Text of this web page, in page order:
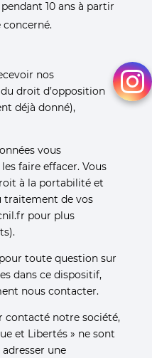
10 ans à partir
concerné.
nos
droit d’opposition
déjà donné),
vous
faire effacer. Vous
à la portabilité et
traitement de vos
pour plus
toute question sur
dans ce dispositif,
nous contacter.
contacté notre société,
et Libertés » ne sont
une